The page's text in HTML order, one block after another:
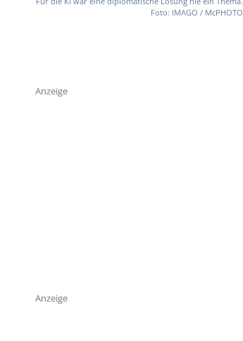
Foto: IMAGO / McPHOTO
Anzeige
Anzeige